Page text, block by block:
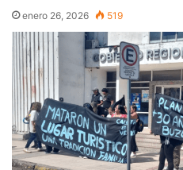
enero 26, 2026 519